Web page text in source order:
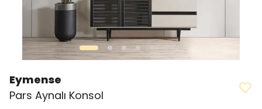
Eymense
Pars Aynalı Konsol